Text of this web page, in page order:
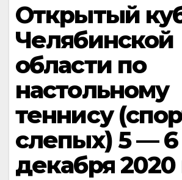
Открытый
Челябинской
области по
настольному
теннису
слепых) 5 — 6
декабря 2020